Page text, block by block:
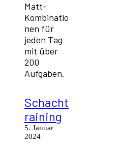
Matt-
Kombinatio
nen für
jeden Tag
mit über
200
Aufgaben.
Schacht
raining
5. Januar
2024